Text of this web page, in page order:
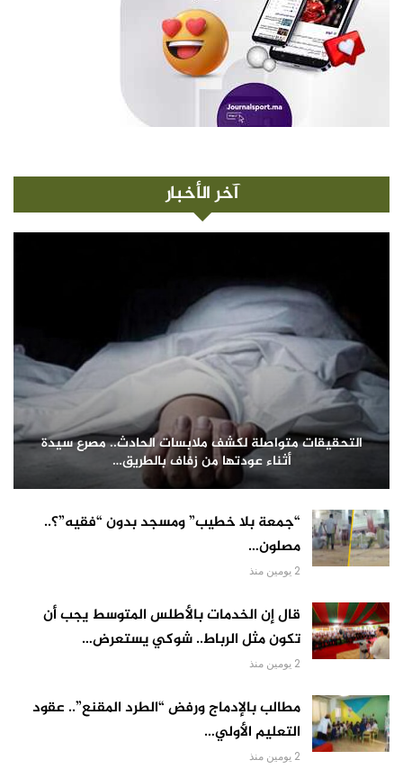
آخر الأخبار
التحقيقات متواصلة لكشف ملابسات الحادث.. مصرع سيدة
أثناء عودتها من زفاف بالطريق…
“جمعة بلا خطيب” ومسجد بدون “فقيه”؟..
مصلون…
2 يومين منذ
قال إن الخدمات بالأطلس المتوسط يجب أن
تكون مثل الرباط.. شوكي يستعرض…
2 يومين منذ
مطالب بالإدماج ورفض “الطرد المقنع”.. عقود
التعليم الأولي…
2 يومين منذ